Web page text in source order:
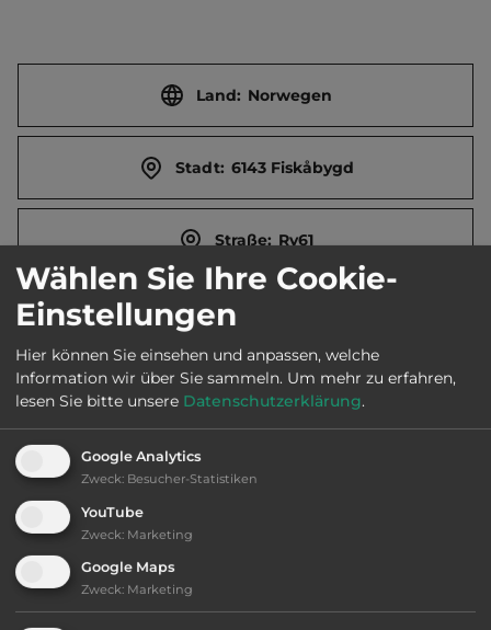
Land: Norwegen
Stadt: 6143 Fiskåbygd
Straße: Rv61
E-Mail: dshelpno@statoilfuelretail.com
Öffnungszeiten: Ganzjährig geöffnet
Ausstattung:
Lage: schön
Geräuschkulisse: überwiegend ruhig
Wählen Sie Ihre Cookie-
Einstellungen
Hier können Sie einsehen und anpassen, welche
Information wir über Sie sammeln. Um mehr zu erfahren,
lesen Sie bitte unsere Datenschutzerklärung.
Google Analytics
Zweck: Besucher-Statistiken
YouTube
Zweck: Marketing
Google Maps
Zweck: Marketing